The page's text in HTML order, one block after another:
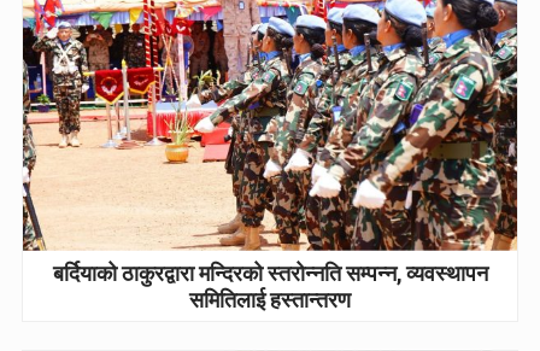
बर्दियाको ठाकुरद्वारा मन्दिरको स्तरोन्नति सम्पन्न, व्यवस्थापन
समितिलाई हस्तान्तरण